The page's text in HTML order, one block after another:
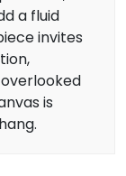
a fluid
invites
is